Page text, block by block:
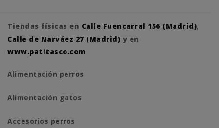
Tiendas físicas en Calle Fuencarral 156 (Madrid),
Calle de Narváez 27 (Madrid) y en
www.patitasco.com
Alimentación perros
Alimentación gatos
Accesorios perros